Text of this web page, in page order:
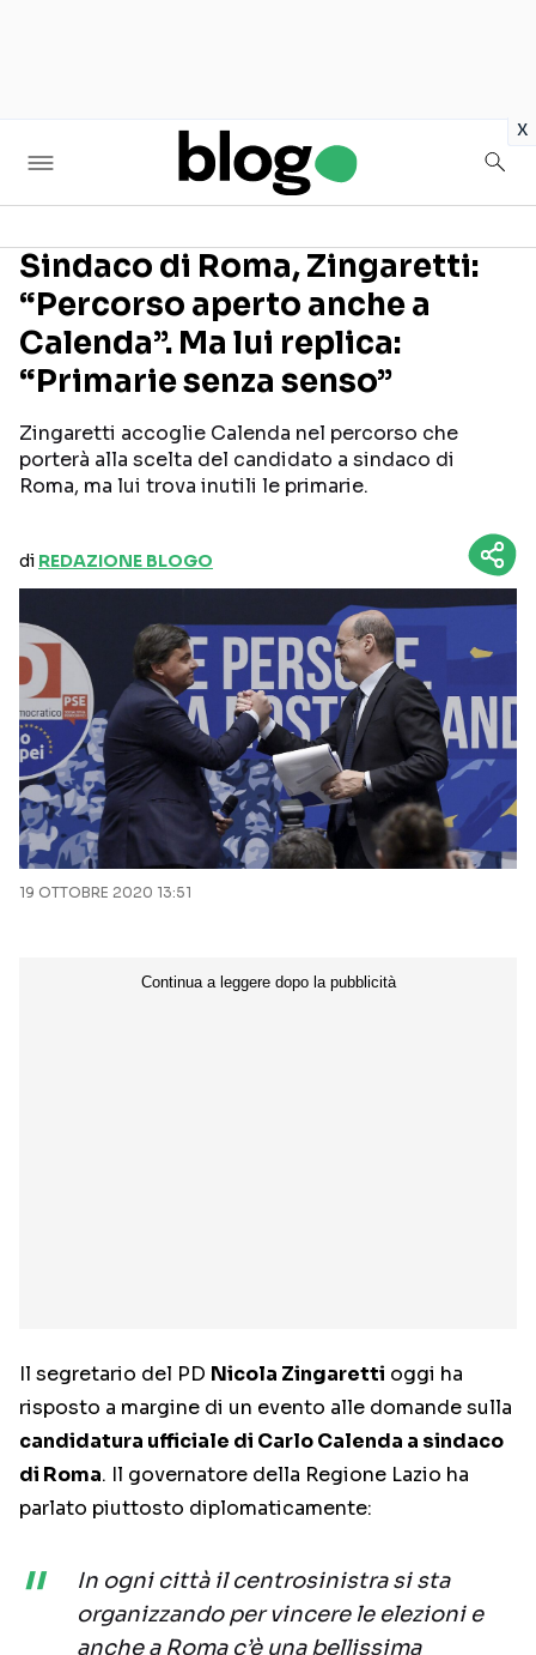
x
Seguici sui social
Sindaco di Roma, Zingaretti:
“Percorso aperto anche a
Calenda”. Ma lui replica:
“Primarie senza senso”
Zingaretti accoglie Calenda nel percorso che
porterà alla scelta del candidato a sindaco di
Roma, ma lui trova inutili le primarie.
di REDAZIONE BLOGO
19 OTTOBRE 2020 13:51
Il segretario del PD Nicola Zingaretti oggi ha
risposto a margine di un evento alle domande sulla
candidatura ufficiale di Carlo Calenda a sindaco
di Roma. Il governatore della Regione Lazio ha
parlato piuttosto diplomaticamente:
In ogni città il centrosinistra si sta
organizzando per vincere le elezioni e
anche a Roma c’è una bellissima